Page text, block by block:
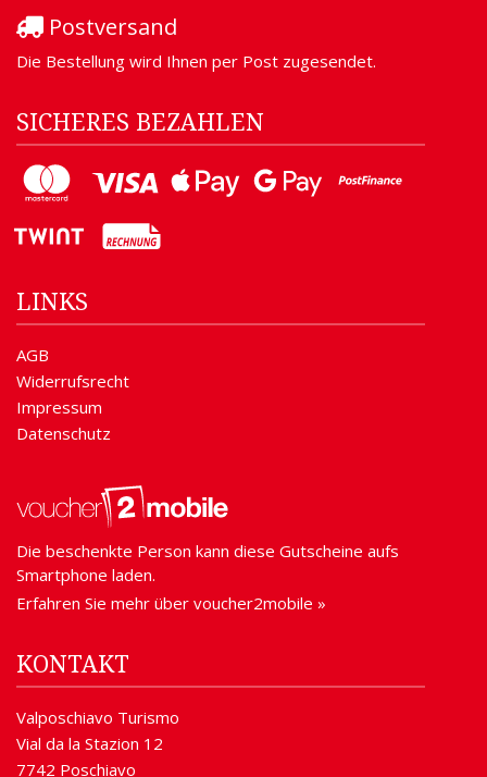
Postversand
Die Bestellung wird Ihnen per Post zugesendet.
SICHERES BEZAHLEN
LINKS
AGB
Widerrufsrecht
Impressum
Datenschutz
Die beschenkte Person kann diese Gutscheine aufs
Smartphone laden.
Erfahren Sie mehr über voucher2mobile »
KONTAKT
Valposchiavo Turismo
Vial da la Stazion 12
7742 Poschiavo